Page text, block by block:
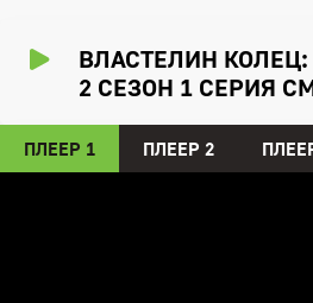
ВЛАСТЕЛИН
2 СЕЗОН 1 СЕРИЯ
ПЛЕЕР 1 ПЛЕЕР 2